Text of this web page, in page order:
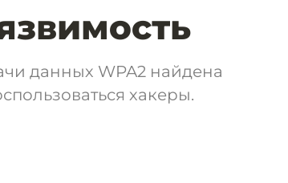
данных WPA2 найдена
хакеры.